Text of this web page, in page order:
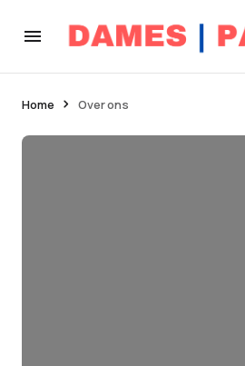
Home Over ons